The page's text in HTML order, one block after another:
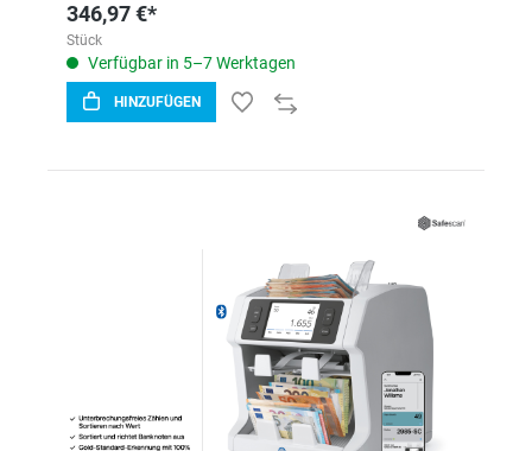
346,97 €*
Stück
Verfügbar in 5–7 Werktagen
HINZUFÜGEN